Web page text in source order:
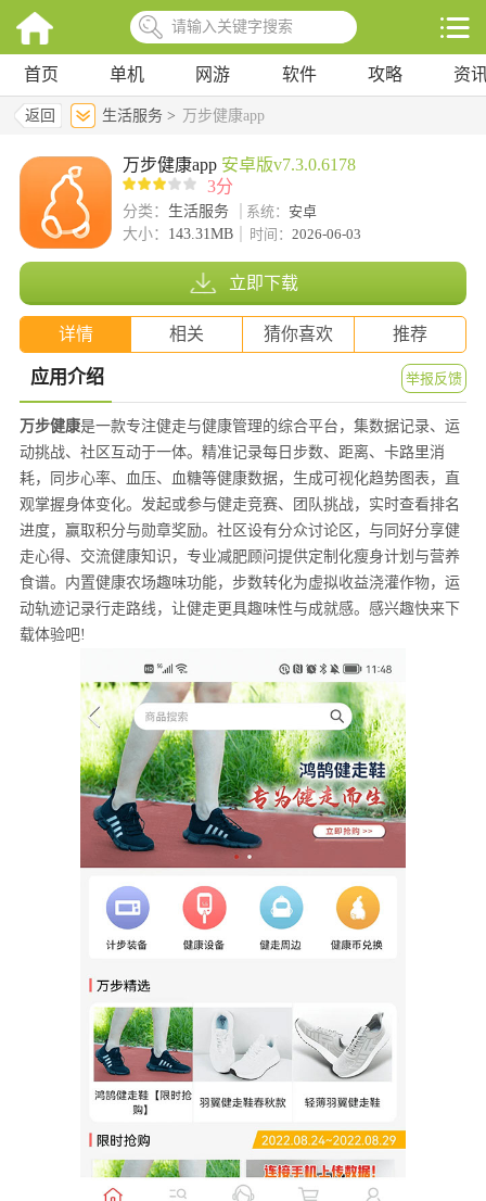
首页 单机 网游 软件 攻略 资
返回 生活服务 > 万步健康app
万步健康app 安卓版v7.3.0.6178
3分
分类： 生活服务 系统： 安卓
大小： 143.31MB 时间： 2026-06-03
立即下载
详情 相关 猜你喜欢 推荐
应用介绍 举报反馈
万步健康是一款专注健走与健康管理的综合平台，集数据记录、运
动挑战、社区互动于一体。精准记录每日步数、距离、卡路里消
耗，同步心率、血压、血糖等健康数据，生成可视化趋势图表，直
观掌握身体变化。发起或参与健走竞赛、团队挑战，实时查看排名
进度，赢取积分与勋章奖励。社区设有分众讨论区，与同好分享健
走心得、交流健康知识，专业减肥顾问提供定制化瘦身计划与营养
食谱。内置健康农场趣味功能，步数转化为虚拟收益浇灌作物，运
动轨迹记录行走路线，让健走更具趣味性与成就感。感兴趣快来下
载体验吧!